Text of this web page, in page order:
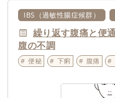
IBS（過敏性腸症候群）
繰り返す腹痛と便
腹の不調
便秘 下痢 腹痛